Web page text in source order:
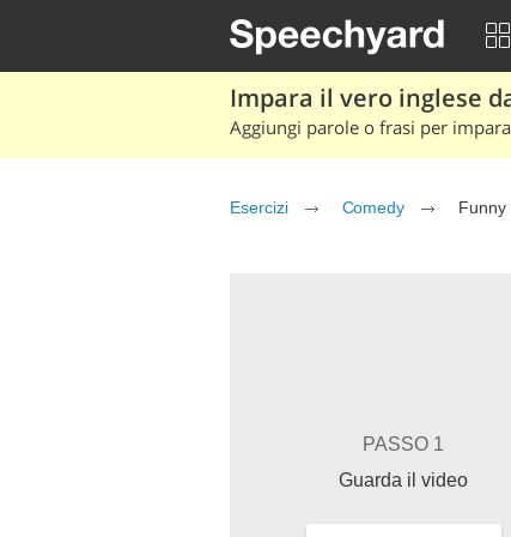
Impara il vero inglese
Aggiungi parole o frasi per
Esercizi Comedy Funny
PASSO 1
Guarda il video